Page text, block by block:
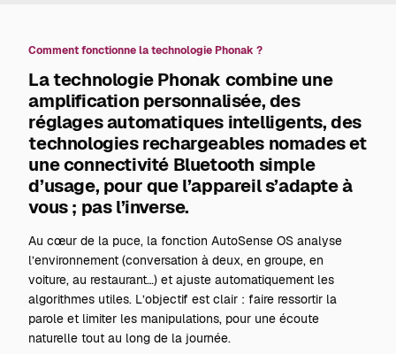
Comment fonctionne la technologie Phonak ?
La technologie Phonak combine une
amplification personnalisée, des
réglages automatiques intelligents, des
technologies rechargeables nomades et
une connectivité Bluetooth simple
d’usage, pour que l’appareil s’adapte à
vous ; pas l’inverse.
Au cœur de la puce, la fonction AutoSense OS analyse
l’environnement (conversation à deux, en groupe, en
voiture, au restaurant…) et ajuste automatiquement les
algorithmes utiles. L’objectif est clair : faire ressortir la
parole et limiter les manipulations, pour une écoute
naturelle tout au long de la journée.